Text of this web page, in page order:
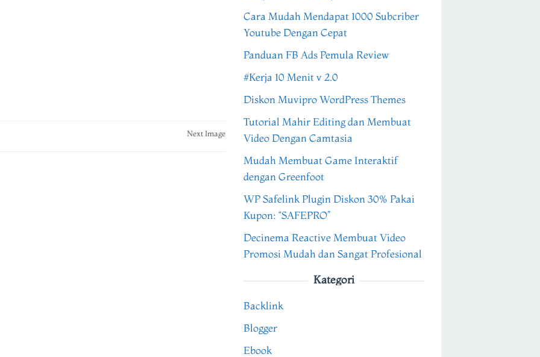
Next Image
Cara Mudah Mendapat 1000 Subcriber
Youtube Dengan Cepat
Panduan FB Ads Pemula Review
#Kerja 10 Menit v 2.0
Diskon Muvipro WordPress Themes
Tutorial Mahir Editing dan Membuat
Video Dengan Camtasia
Mudah Membuat Game Interaktif
dengan Greenfoot
WP Safelink Plugin Diskon 30% Pakai
Kupon: “SAFEPRO”
Decinema Reactive Membuat Video
Promosi Mudah dan Sangat Profesional
Kategori
Backlink
Blogger
Ebook